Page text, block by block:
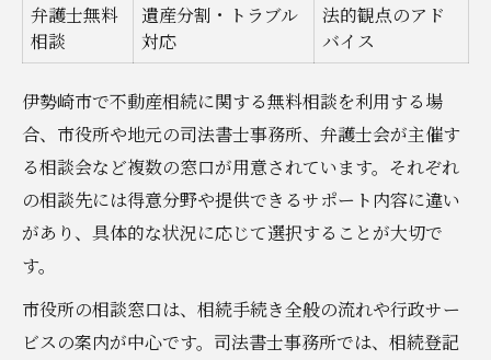
弁護士無料
相談
遺産分割・トラブル
対応
法的観点のアド
バイス
伊勢崎市で不動産相続に関する無料相談を利用する場
合、市役所や地元の司法書士事務所、弁護士会が主催す
る相談会など複数の窓口が用意されています。それぞれ
の相談先には得意分野や提供できるサポート内容に違い
があり、具体的な状況に応じて選択することが大切で
す。
市役所の相談窓口は、相続手続き全般の流れや行政サー
ビスの案内が中心です。司法書士事務所では、相続登記